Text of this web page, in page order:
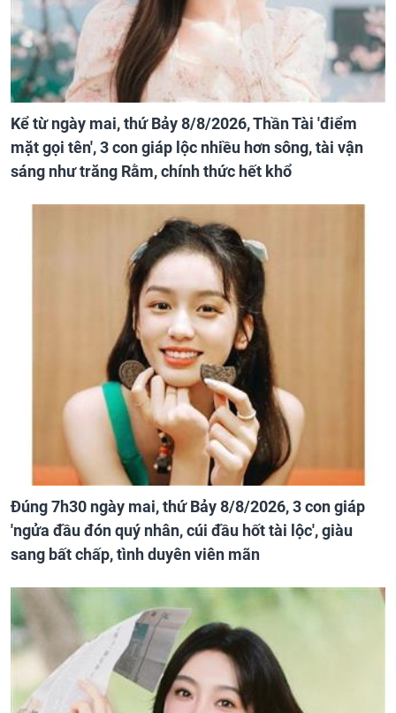
Kể từ ngày mai, thứ Bảy 8/8/2026, Thần Tài 'điểm
mặt gọi tên', 3 con giáp lộc nhiều hơn sông, tài vận
sáng như trăng Rằm, chính thức hết khổ
Đúng 7h30 ngày mai, thứ Bảy 8/8/2026, 3 con giáp
'ngửa đầu đón quý nhân, cúi đầu hốt tài lộc', giàu
sang bất chấp, tình duyên viên mãn